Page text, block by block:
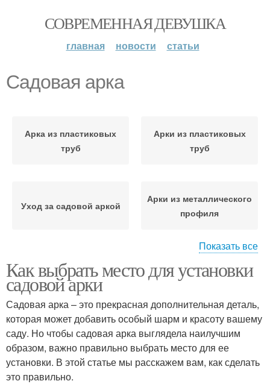
СОВРЕМЕННАЯ ДЕВУШКА
главная новости статьи
Садовая арка
Арка из пластиковых
труб
Арки из пластиковых
труб
Уход за садовой аркой
Арки из металлического
профиля
Краски на садовую арку
профиля
Показать все
Как выбрать место для установки
садовой арки
Садовая арка – это прекрасная дополнительная деталь,
которая может добавить особый шарм и красоту вашему
саду. Но чтобы садовая арка выглядела наилучшим
образом, важно правильно выбрать место для ее
установки. В этой статье мы расскажем вам, как сделать
это правильно.